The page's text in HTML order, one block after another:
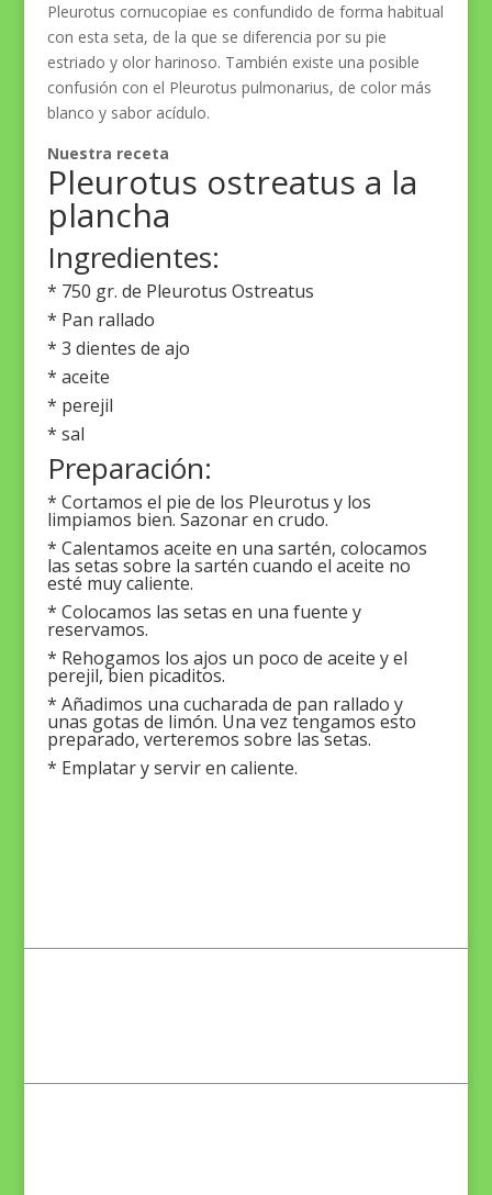
Pleurotus cornucopiae es confundido de forma habitual
con esta seta, de la que se diferencia por su pie
estriado y olor harinoso. También existe una posible
confusión con el Pleurotus pulmonarius, de color más
blanco y sabor acídulo.
Nuestra receta
Pleurotus ostreatus a la
plancha
Ingredientes:
* 750 gr. de Pleurotus Ostreatus
* Pan rallado
* 3 dientes de ajo
* aceite
* perejil
* sal
Preparación:
* Cortamos el pie de los Pleurotus y los
limpiamos bien. Sazonar en crudo.
* Calentamos aceite en una sartén, colocamos
las setas sobre la sartén cuando el aceite no
esté muy caliente.
* Colocamos las setas en una fuente y
reservamos.
* Rehogamos los ajos un poco de aceite y el
perejil, bien picaditos.
* Añadimos una cucharada de pan rallado y
unas gotas de limón. Una vez tengamos esto
preparado, verteremos sobre las setas.
* Emplatar y servir en caliente.